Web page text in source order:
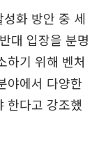
화 방안 중 세
대 입장을 분명
하기 위해 벤처
야에서 다양한
한다고 강조했